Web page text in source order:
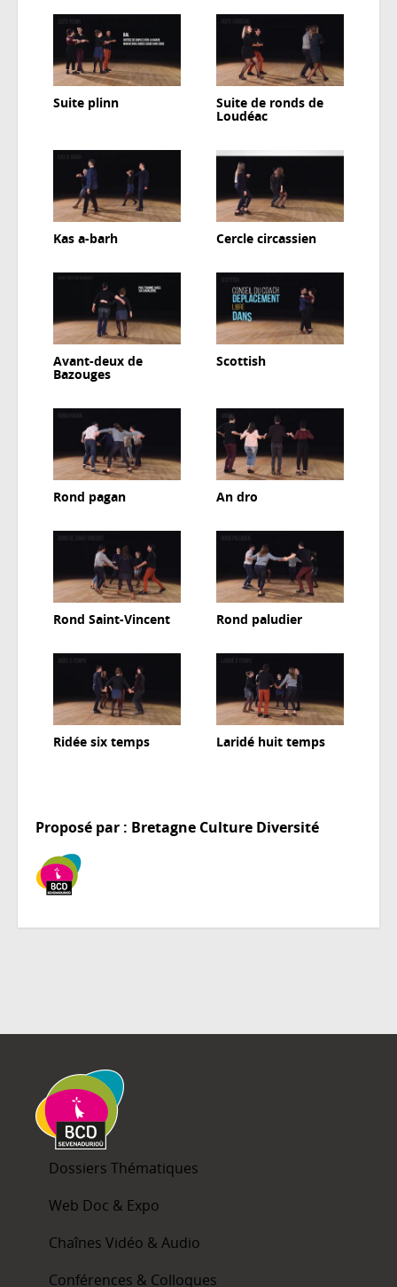
Suite plinn Suite de ronds de
Loudéac
Kas a-barh Cercle circassien
Avant-deux de
Bazouges
Scottish
Rond pagan An dro
Rond Saint-Vincent Rond paludier
Ridée six temps Laridé huit temps
Proposé par : Bretagne Culture Diversité
Dossiers Thématiques
Web Doc & Expo
Chaînes Vidéo & Audio
Conférences & Colloques